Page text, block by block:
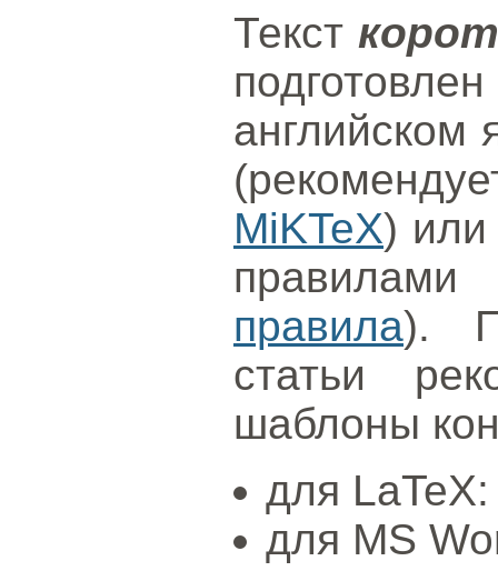
Текст
английском
MiKTeX) или
правила).
статьи
шаблоны
для
для MS